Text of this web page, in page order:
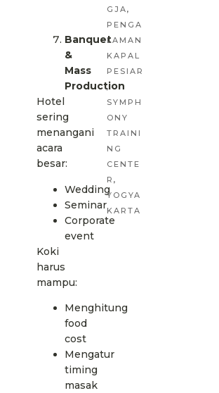
Banquet
&
Mass
Production
Hotel
sering
menangani
acara
besar:
Wedding
Seminar
Corporate
event
Koki
harus
mampu:
Menghitung
food
cost
Mengatur
timing
masak
GJA,
PENGA
LAMAN
KAPAL
PESIAR
,
SYMPH
ONY
TRAINI
NG
CENTE
R ,
YOGYA
KARTA